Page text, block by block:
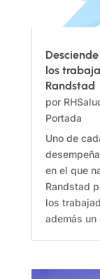
los
Randstad
por
Portada
Uno de
en el que
Randstad
los
además